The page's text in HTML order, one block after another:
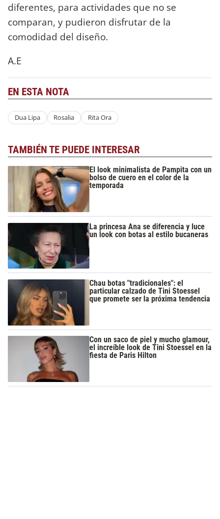
diferentes, para actividades que no se
comparan, y pudieron disfrutar de la
comodidad del diseño.
A.E
EN ESTA NOTA
Dua Lipa Rosalia Rita Ora
TAMBIÉN TE PUEDE INTERESAR
El look minimalista de Pampita con un
bolso de cuero en el color de la
temporada
La princesa Ana se diferencia y luce
un look con botas al estilo bucaneras
Chau botas "tradicionales": el
particular calzado de Tini Stoessel
que promete ser la próxima tendencia
Con un saco de piel y mucho glamour,
el increíble look de Tini Stoessel en la
fiesta de Paris Hilton